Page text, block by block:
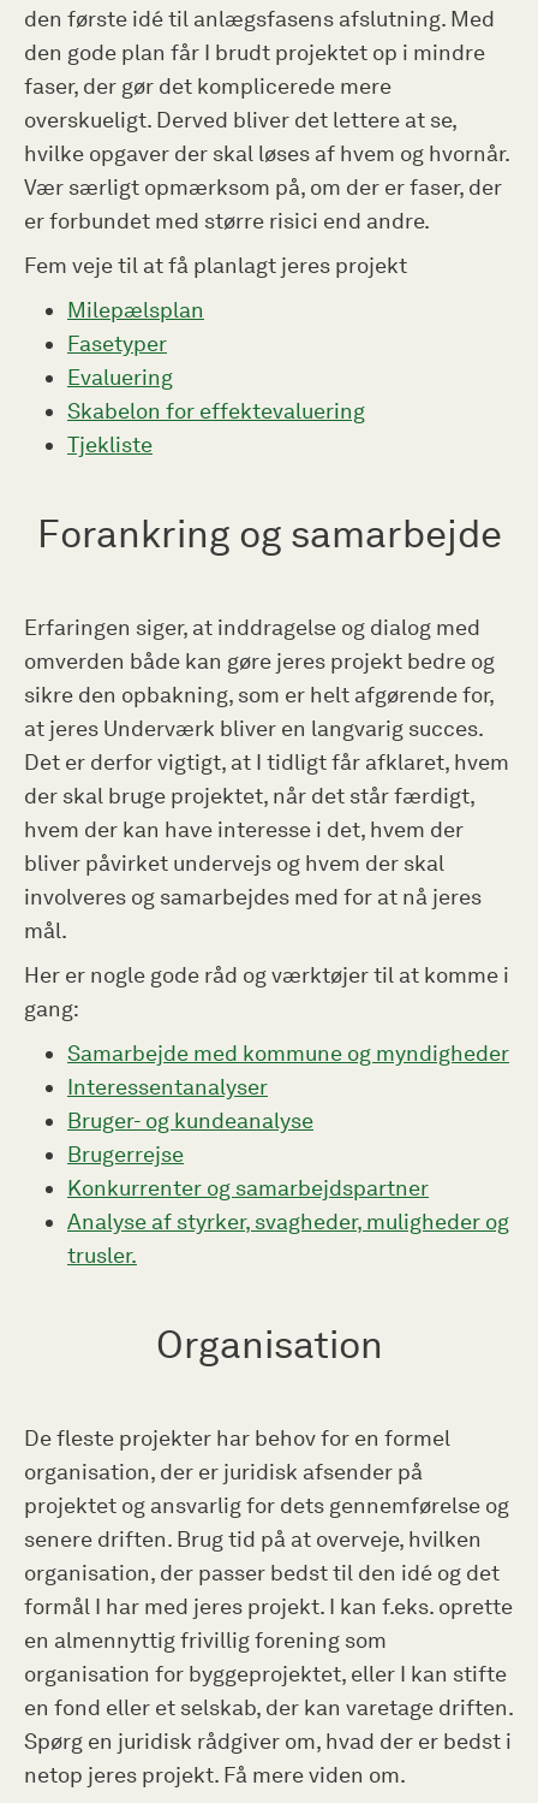
den første idé til anlægsfasens afslutning. Med
den gode plan får I brudt projektet op i mindre
faser, der gør det komplicerede mere
overskueligt. Derved bliver det lettere at se,
hvilke opgaver der skal løses af hvem og hvornår.
Vær særligt opmærksom på, om der er faser, der
er forbundet med større risici end andre.
Fem veje til at få planlagt jeres projekt
Milepælsplan
Fasetyper
Evaluering
Skabelon for effektevaluering
Tjekliste
Forankring og samarbejde
Erfaringen siger, at inddragelse og dialog med
omverden både kan gøre jeres projekt bedre og
sikre den opbakning, som er helt afgørende for,
at jeres Underværk bliver en langvarig succes.
Det er derfor vigtigt, at I tidligt får afklaret, hvem
der skal bruge projektet, når det står færdigt,
hvem der kan have interesse i det, hvem der
bliver påvirket undervejs og hvem der skal
involveres og samarbejdes med for at nå jeres
mål.
Her er nogle gode råd og værktøjer til at komme i
gang:
Samarbejde med kommune og myndigheder
Interessentanalyser
Bruger- og kundeanalyse
Brugerrejse
Konkurrenter og samarbejdspartner
Analyse af styrker, svagheder, muligheder og
trusler.
Organisation
De fleste projekter har behov for en formel
organisation, der er juridisk afsender på
projektet og ansvarlig for dets gennemførelse og
senere driften. Brug tid på at overveje, hvilken
organisation, der passer bedst til den idé og det
formål I har med jeres projekt. I kan f.eks. oprette
en almennyttig frivillig forening som
organisation for byggeprojektet, eller I kan stifte
en fond eller et selskab, der kan varetage driften.
Spørg en juridisk rådgiver om, hvad der er bedst i
netop jeres projekt. Få mere viden om.